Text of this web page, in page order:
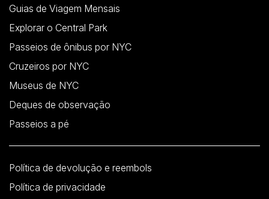
Guias de Viagem Mensais
Explorar o Central Park
Passeios de ônibus por NYC
Cruzeiros por NYC
Museus de NYC
Deques de observação
Passeios a pé
Política de devolução e reembols
Política de privacidade